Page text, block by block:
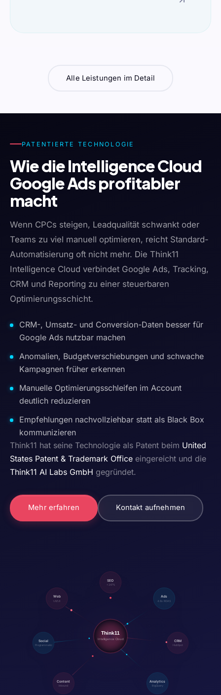
Alle Leistungen im Detail
PATENTIERTE TECHNOLOGIE
Wie die Intelligence Cloud
Google Ads profitabler
macht
Wenn CPCs steigen, Leadqualität schwankt oder
Teams zu viel manuell optimieren, reicht Standard-
Automatisierung oft nicht mehr. Die Think11
Intelligence Cloud verbindet Google Ads, Tracking,
CRM und Reporting zu einer steuerbaren
Optimierungsschicht.
CRM-, Umsatz- und Conversion-Daten besser für
Google Ads nutzbar machen
Anomalien, Budgetverschiebungen und schwache
Kampagnen früher erkennen
Manuelle Optimierungsschleifen im Account
deutlich reduzieren
Empfehlungen nachvollziehbar statt als Black Box
kommunizieren
Think11 hat seine Technologie als Patent beim United
States Patent & Trademark Office eingereicht und die
Think11 AI Labs GmbH gegründet.
Mehr erfahren Kontakt aufnehmen